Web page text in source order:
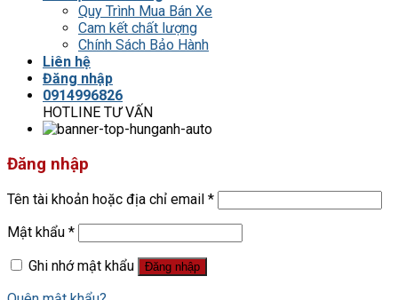
Quy Trình Mua Bán Xe
Cam kết chất lượng
Chính Sách Bảo Hành
Liên hệ
Đăng nhập
0914996826
HOTLINE TƯ VẤN
Đăng nhập
Tên tài khoản hoặc địa chỉ email *
Mật khẩu *
Ghi nhớ mật khẩu
Đăng nhập